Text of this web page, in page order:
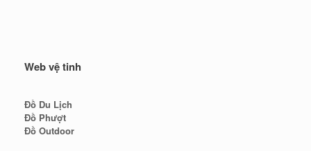
Web vệ tinh
Đồ Du Lịch
Đồ Phượt
Đồ Outdoor